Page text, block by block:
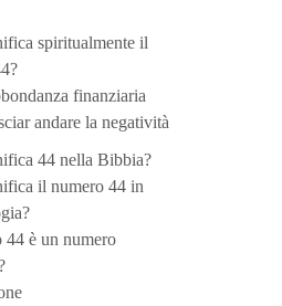
spiritualmente il
finanziaria
andare la negatività
44 nella Bibbia?
il numero 44 in
44 è un numero